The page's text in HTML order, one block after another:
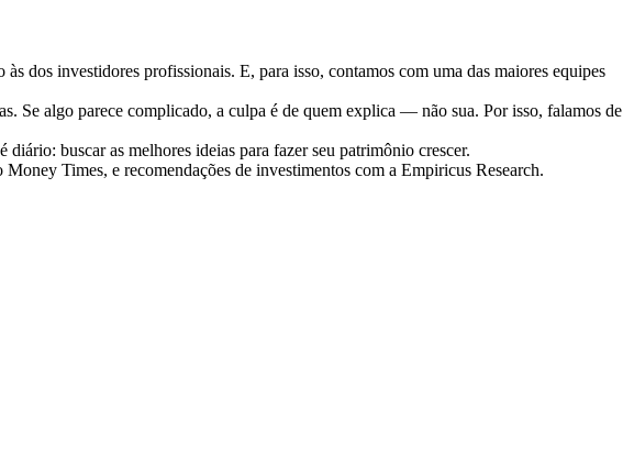
dos investidores profissionais. E, para isso, contamos com uma das maiores equipes
Se algo parece complicado, a culpa é de quem explica — não sua. Por isso, falamos de
buscar as melhores ideias para fazer seu patrimônio crescer.
Times, e recomendações de investimentos com a Empiricus Research.